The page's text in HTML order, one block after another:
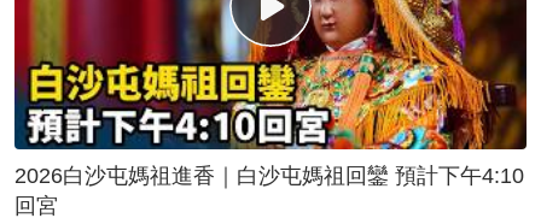
2026白沙屯媽祖進香｜白沙屯媽祖回鑾 預計下午4:10
回宮